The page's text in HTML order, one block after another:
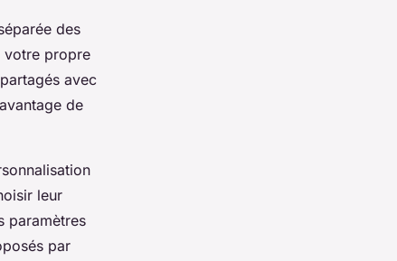
des
votre propre
avec
de
leur
paramètres
par